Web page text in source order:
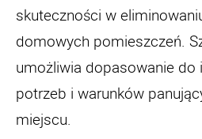
skuteczności w
domowych pomieszczeń.
umożliwia dopasowanie do
potrzeb i warunków
miejscu.